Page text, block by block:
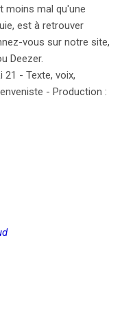
moins mal qu'une
est à retrouver
vous sur notre site,
Deezer.
21 - Texte, voix,
- Production :